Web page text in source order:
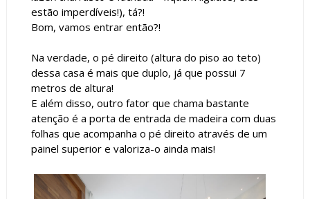
estão imperdíveis!), tá?!
Bom, vamos entrar então?!
Na verdade, o pé direito (altura do piso ao teto)
dessa casa é mais que duplo, já que possui 7
metros de altura!
E além disso, outro fator que chama bastante
atenção é a porta de entrada de madeira com duas
folhas que acompanha o pé direito através de um
painel superior e valoriza-o ainda mais!